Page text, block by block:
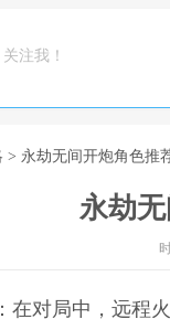
注我！
> 永劫无间开炮角色推
永劫
在对局中，远程